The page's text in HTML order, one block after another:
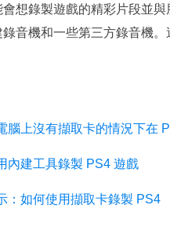
想錄製遊戲的精彩片段並
音機和一些第三方錄音機
腦上沒有擷取卡的情況下在
內建工具錄製 PS4 遊戲
：如何使用擷取卡錄製 PS4